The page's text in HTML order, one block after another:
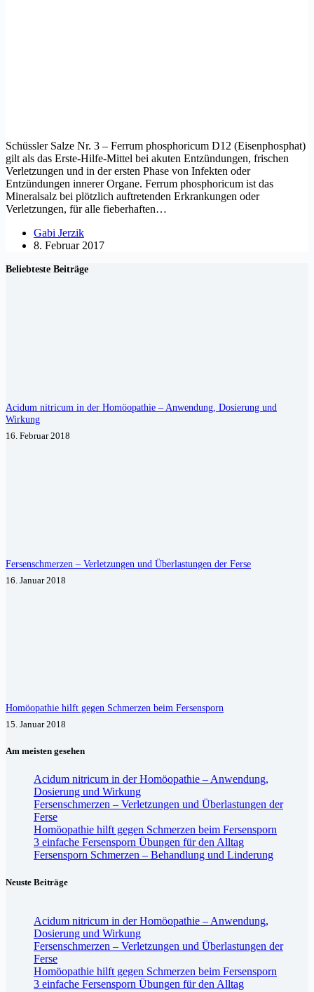
Schüssler Salze Nr. 3 – Ferrum phosphoricum D12 (Eisenphosphat)
gilt als das Erste-Hilfe-Mittel bei akuten Entzündungen, frischen
Verletzungen und in der ersten Phase von Infekten oder
Entzündungen innerer Organe. Ferrum phosphoricum ist das
Mineralsalz bei plötzlich auftretenden Erkrankungen oder
Verletzungen, für alle fieberhaften…
Gabi Jerzik
8. Februar 2017
Beliebteste Beiträge
Acidum nitricum in der Homöopathie – Anwendung, Dosierung und
Wirkung
16. Februar 2018
Fersenschmerzen – Verletzungen und Überlastungen der Ferse
16. Januar 2018
Homöopathie hilft gegen Schmerzen beim Fersensporn
15. Januar 2018
Am meisten gesehen
Acidum nitricum in der Homöopathie – Anwendung,
Dosierung und Wirkung
Fersenschmerzen – Verletzungen und Überlastungen der
Ferse
Homöopathie hilft gegen Schmerzen beim Fersensporn
3 einfache Fersensporn Übungen für den Alltag
Fersensporn Schmerzen – Behandlung und Linderung
Neuste Beiträge
Acidum nitricum in der Homöopathie – Anwendung,
Dosierung und Wirkung
Fersenschmerzen – Verletzungen und Überlastungen der
Ferse
Homöopathie hilft gegen Schmerzen beim Fersensporn
3 einfache Fersensporn Übungen für den Alltag